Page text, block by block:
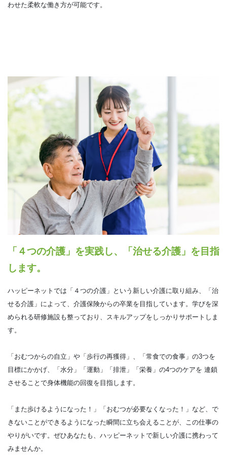
わせた柔軟な働き方が可能です。
「４つの介護」を実践し、「治せる介護」を目指
します。
ハッピーネットでは「４つの介護」という新しい介護に取り組み、「治
せる介護」によって、介護保険からの卒業を目指しています。学びを深
められる研修施設も整っており、スキルアップをしっかりサポートしま
す。
「おむつからの自立」や「歩行の再獲得」、「常食での食事」の3つを
目標にかかげ、「水分」「運動」「排泄」「栄養」の4つのケアを 連鎖
させることで身体機能の回復を目指します。
「また歩けるようになった！」「おむつが必要なくなった！」など、で
きないことができるようになった瞬間に立ち会えることが、この仕事の
やりがいです。ぜひあなたも、ハッピーネットで新しい介護に携わって
みませんか。